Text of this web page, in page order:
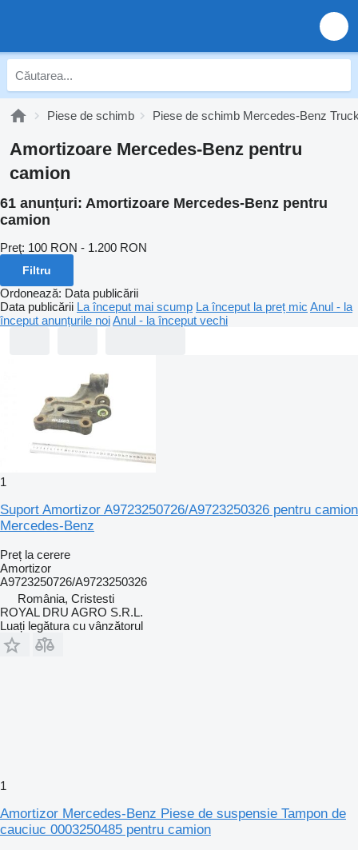
Piese de schimb Piese de schimb Mercedes-Benz
Amortizoare Mercedes-Benz pentru
camion
61 anunțuri: Amortizoare Mercedes-Benz pentru
camion
Preţ: 100 RON - 1.200 RON
Filtru
Ordonează: Data publicării
Data publicării La început mai scump La început la preț mic Anul - la
început anunțurile noiAnul - la început vechi
1
Suport Amortizor A9723250726/A9723250326 pentru camion
Mercedes-Benz
Preț la cerere
Amortizor
A9723250726/A9723250326
România, Cristesti
ROYAL DRU AGRO S.R.L.
Luați legătura cu vânzătorul
1
Amortizor Mercedes-Benz Piese de suspensie Tampon de
cauciuc 0003250485 pentru camion